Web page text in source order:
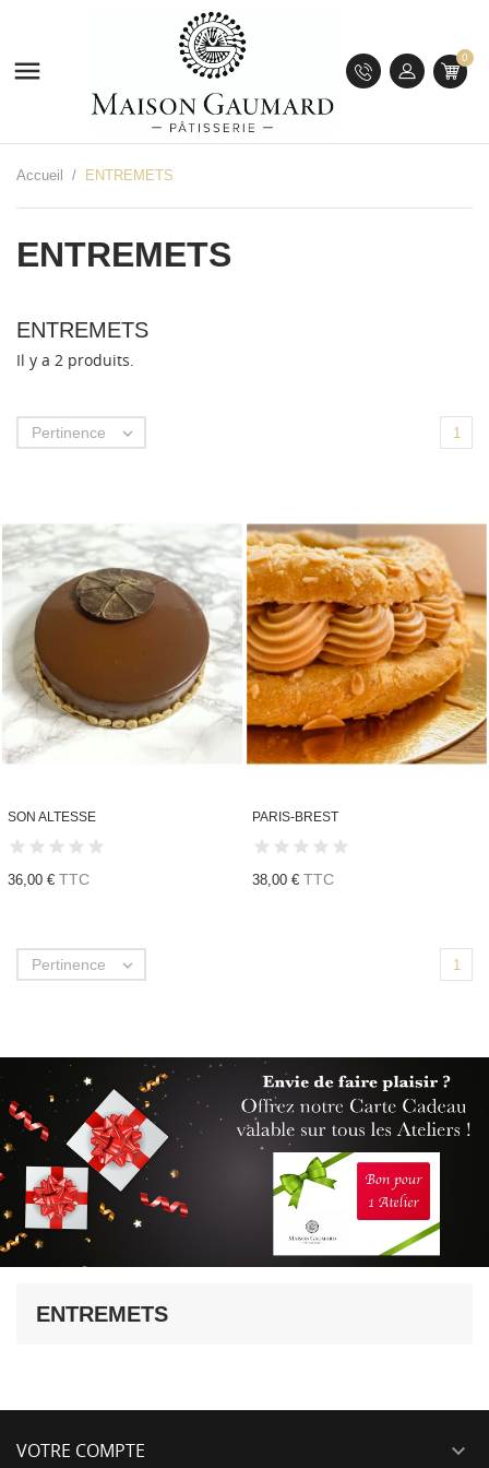
 0
Accueil ENTREMETS
ENTREMETS
ENTREMETS
ENTREMETS
Il y a 2 produits.
Pertinence  1
SON ALTESSE
36,00 € TTC
PARIS-BREST
38,00 € TTC
Pertinence  1
VOTRE COMPTE 